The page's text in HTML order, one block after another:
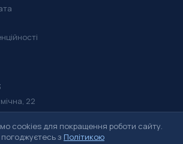
22
cookies для покращення роботи сайту.
з Політикою